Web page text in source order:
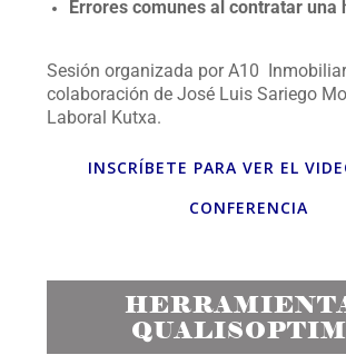
Errores comunes al contratar una
Sesión organizada por A10
colaboración de José Luis Sariego
Laboral Kutxa.
INSCRÍBETE PARA VER EL
CONFERENCIA